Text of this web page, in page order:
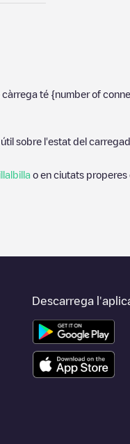
càrrega té {number of
sobre l'estat del
o en ciutats properes
Descarrega